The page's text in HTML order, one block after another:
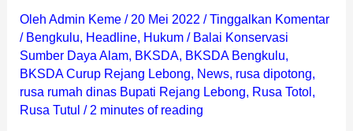
Oleh Admin Keme / 20 Mei 2022 /Tinggalkan Komentar
/ Bengkulu, Headline, Hukum/ Balai Konservasi
Sumber Daya Alam, BKSDA, BKSDA Bengkulu,
BKSDA Curup Rejang Lebong, News, rusa dipotong,
rusa rumah dinas Bupati Rejang Lebong, Rusa Totol ,
Rusa Tutul / 2 minutes of reading